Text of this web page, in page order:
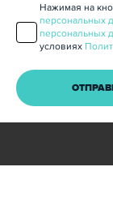
Нажимая на
персональных
персональных
условиях